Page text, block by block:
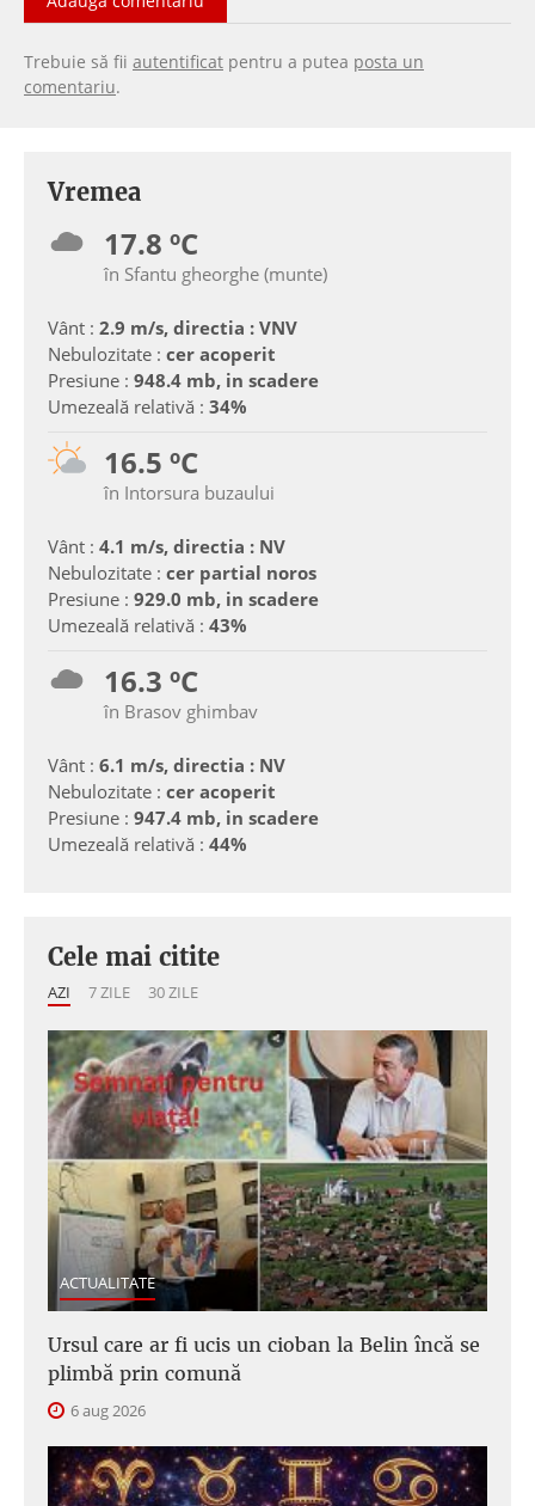
Trebuie să fii autentificat pentru a putea posta un
comentariu.
Vremea
17.8 ºC
în Sfantu gheorghe (munte)
Vânt : 2.9 m/s, directia : VNV
Nebulozitate : cer acoperit
Presiune : 948.4 mb, in scadere
Umezeală relativă : 34%
16.5 ºC
în Intorsura buzaului
Vânt : 4.1 m/s, directia : NV
Nebulozitate : cer partial noros
Presiune : 929.0 mb, in scadere
Umezeală relativă : 43%
16.3 ºC
în Brasov ghimbav
Vânt : 6.1 m/s, directia : NV
Nebulozitate : cer acoperit
Presiune : 947.4 mb, in scadere
Umezeală relativă : 44%
Cele mai citite
AZI 7 ZILE 30 ZILE
ACTUALITATE
Ursul care ar fi ucis un cioban la Belin încă se
plimbă prin comună
6 aug 2026